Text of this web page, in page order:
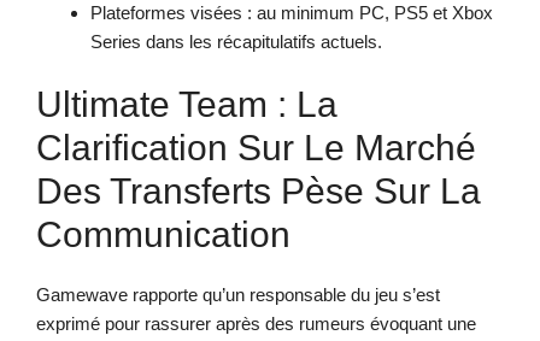
Plateformes visées : au minimum PC, PS5 et Xbox
Series dans les récapitulatifs actuels.
Ultimate Team : La
Clarification Sur Le Marché
Des Transferts Pèse Sur La
Communication
Gamewave rapporte qu’un responsable du jeu s’est
exprimé pour rassurer après des rumeurs évoquant une